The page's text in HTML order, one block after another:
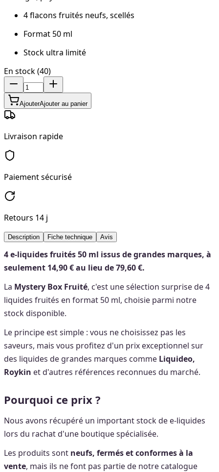
4 flacons fruités neufs, scellés
Format 50 ml
Stock ultra limité
En stock (40)
AjouterAjouter au panier
Livraison rapide
Paiement sécurisé
Retours 14 j
Description Fiche technique Avis
4 e-liquides fruités 50 ml issus de grandes marques, à
seulement 14,90 € au lieu de 79,60 €.
La Mystery Box Fruité, c'est une sélection surprise de 4
liquides fruités en format 50 ml, choisie parmi notre
stock disponible.
Le principe est simple : vous ne choisissez pas les
saveurs, mais vous profitez d'un prix exceptionnel sur
des liquides de grandes marques comme Liquideo,
Roykin et d'autres références reconnues du marché.
Pourquoi ce prix ?
Nous avons récupéré un important stock de e-liquides
lors du rachat d'une boutique spécialisée.
Les produits sont neufs, fermés et conformes à la
vente, mais ils ne font pas partie de notre catalogue